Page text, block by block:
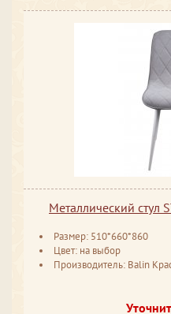
Металлический стул
Размер: 510*660*860
Цвет: на выбор
Производитель: Balin